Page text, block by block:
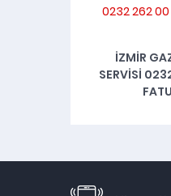
İZMIR
SERVISI